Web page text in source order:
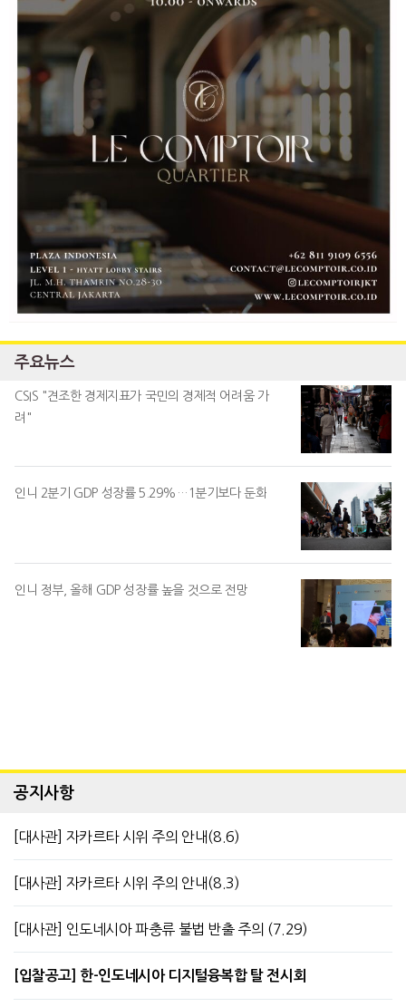
주요뉴스
CSIS "견조한 경제지표가 국민의 경제적 어려움 가
려"
인니 2분기 GDP 성장률 5.29%…1분기보다 둔화
인니 정부, 올해 GDP 성장률 높을 것으로 전망
공지사항
[대사관] 자카르타 시위 주의 안내(8.6)
[대사관] 자카르타 시위 주의 안내(8.3)
[대사관] 인도네시아 파충류 불법 반출 주의 (7.29)
[입찰공고] 한-인도네시아 디지털융복합 탈 전시회